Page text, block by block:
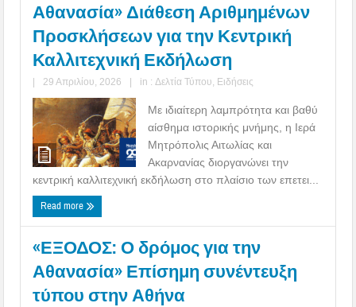
Αθανασία» Διάθεση Αριθμημένων
Προσκλήσεων για την Κεντρική
Καλλιτεχνική Εκδήλωση
| 29 Απριλίου, 2026 | in : Δελτία Τύπου Ειδήσεις
Με ιδιαίτερη λαμπρότητα και βαθύ
αίσθημα ιστορικής μνήμης, η Ιερά
Μητρόπολις Αιτωλίας και
Ακαρνανίας διοργανώνει την
κεντρική καλλιτεχνική εκδήλωση στο πλαίσιο των επετει...
Read more
«ΕΞΟΔΟΣ: Ο δρόμος για την
Αθανασία» Επίσημη συνέντευξη
τύπου στην Αθήνα